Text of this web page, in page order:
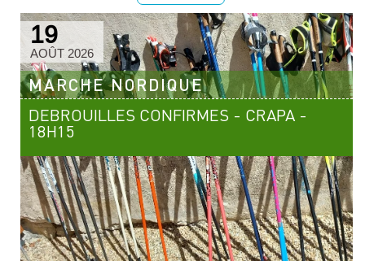
19
AOÛT 2026
MARCHE NORDIQUE
DEBROUILLES CONFIRMES - CRAPA -
18H15